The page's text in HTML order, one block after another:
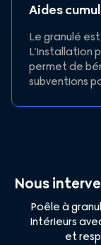
Aides
Le granulé
L’installation
permet de
subventions
Nous
Poêle à
intérieurs
et